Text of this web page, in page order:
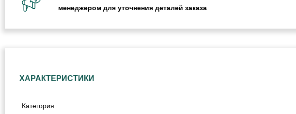
менеджером для уточнения деталей заказа
ХАРАКТЕРИСТИКИ
Категория